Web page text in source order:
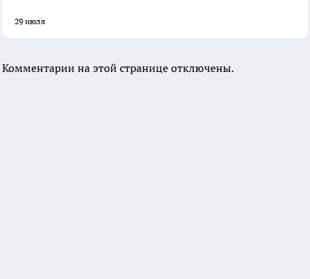
29 июля
Комментарии на этой странице отключены.